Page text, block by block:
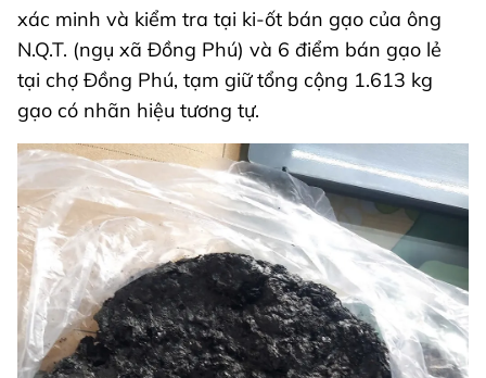
xác minh và kiểm tra tại ki-ốt bán gạo của ông
N.Q.T. (ngụ xã Đồng Phú) và 6 điểm bán gạo lẻ
tại chợ Đồng Phú, tạm giữ tổng cộng 1.613 kg
gạo có nhãn hiệu tương tự.